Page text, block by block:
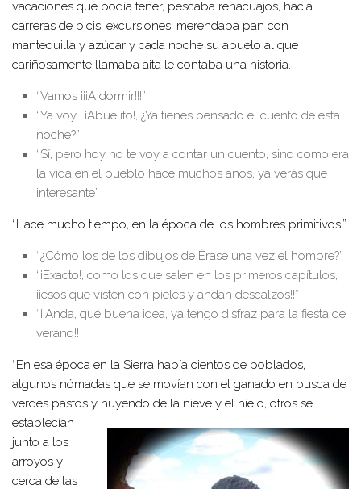
vacaciones que podía tener, pescaba renacuajos, hacía
carreras de bicis, excursiones, merendaba pan con
mantequilla y azúcar y cada noche su abuelo al que
cariñosamente llamaba aita le contaba una historia.
“Vamos ¡¡¡A dormir!!!”
“Ya voy… ¡Abuelito!, ¿Ya tienes pensado el cuento de esta
noche?”
“Sí, pero hoy no te voy a contar un cuento, sino como era
la vida en el pueblo hace muchos años, ya verás que
interesante”
“Hace mucho tiempo, en la época de los hombres primitivos.”
“¿Cómo los de los dibujos de Érase una vez el hombre?”
“¡Exacto!, como los que salen en los primeros capítulos,
¡¡esos que visten con pieles y andan descalzos!!”
“¡¡Anda, qué buena idea, ya tengo disfraz para la fiesta de
verano!!
“En esa época en la Sierra había cientos de poblados,
algunos nómadas que se movían con el ganado en busca de
verdes pastos y huyendo de la nieve y el hielo, otros se
establecían
junto a los
arroyos y
cerca de las